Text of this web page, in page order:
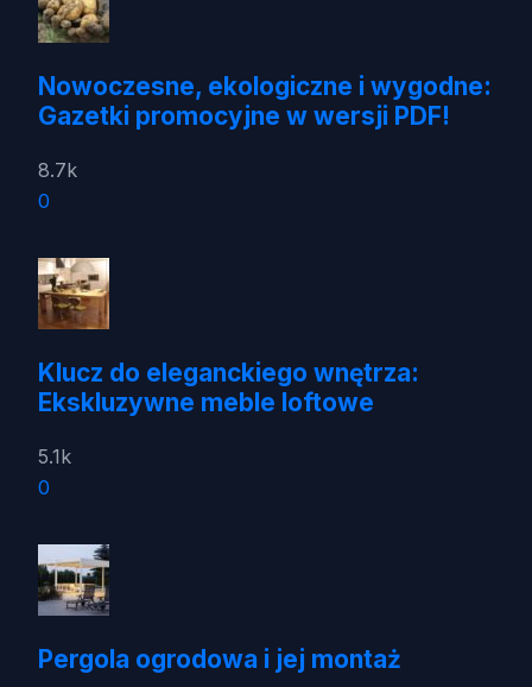
Nowoczesne, ekologiczne i wygodne:
Gazetki promocyjne w wersji PDF!
8.7k
0
Klucz do eleganckiego wnętrza:
Ekskluzywne meble loftowe
5.1k
0
Pergola ogrodowa i jej montaż